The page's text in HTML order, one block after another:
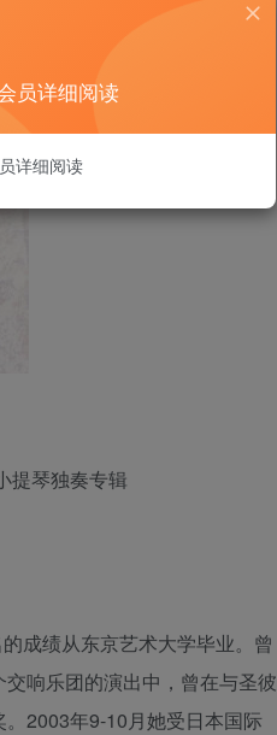
提琴独奏专辑
成绩从东京艺术大学毕业。曾
响乐团的演出中，曾在与圣彼
2003年9-10月她受日本国际
员详细阅读
详细阅读